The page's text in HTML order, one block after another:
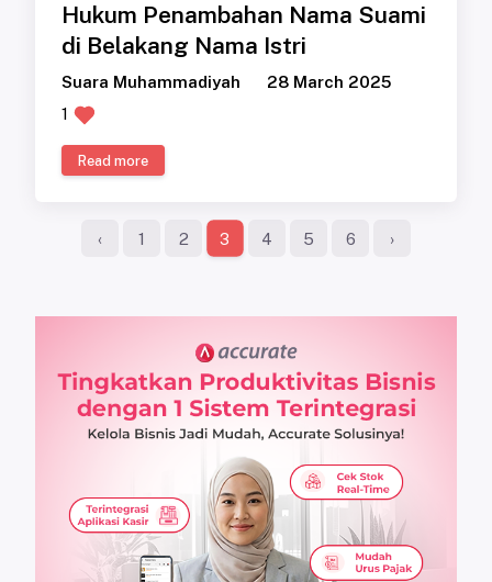
Hukum Penambahan Nama Suami
di Belakang Nama Istri
Suara Muhammadiyah
28 March 2025
1
Read more
‹ 1 2 3 4 5 6 ›